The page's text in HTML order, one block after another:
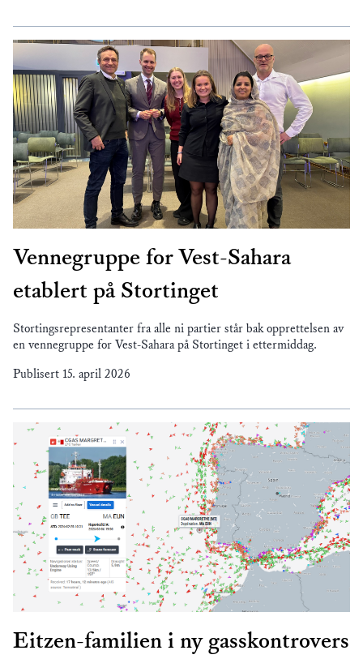
Vennegruppe for Vest-Sahara
etablert på Stortinget
Stortingsrepresentanter fra alle ni partier står bak opprettelsen av
en vennegruppe for Vest-Sahara på Stortinget i ettermiddag.
Publisert 15. april 2026
Eitzen-familien i ny gasskontrovers